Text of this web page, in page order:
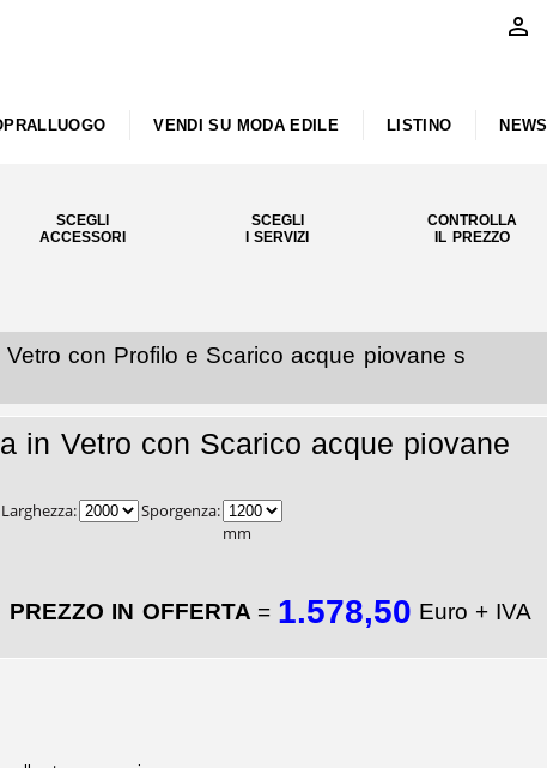
person
VENDI SU MODA EDILE LISTINO NEWS
SCEGLI
ACCESSORI
SCEGLI
I SERVIZI
CONTROLLA
IL PREZZO
con Profilo e Scarico acque piovane s
in Vetro con Scarico acque piovane
Larghezza:
Sporgenza:
mm
PREZZO IN OFFERTA = 1.578,50 Euro + IVA